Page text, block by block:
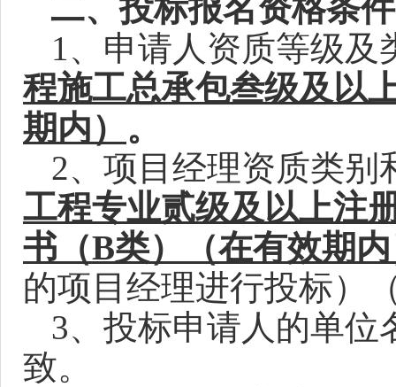
二、投标报名资格条件
1、申请人资质等级及
程施工总承包叁级及以
期内） 。
2、项目经理资质类别
工程专业贰级及以上注
书（B类）
（在有效期
的项目经理进行投标）
3、投标申请人的单
致。